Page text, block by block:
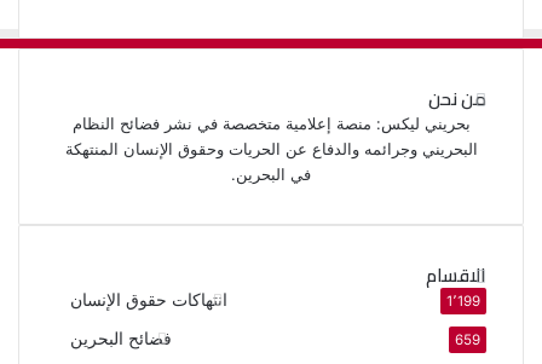
من نحن
بحريني ليكس: منصة إعلامية متخصصة في نشر فضائح النظام
البحريني وجرائمه والدفاع عن الحريات وحقوق الإنسان المنتهكة
في البحرين.
الاقسام
انتهاكات حقوق الإنسان 1٬199
فضائح البحرين 659